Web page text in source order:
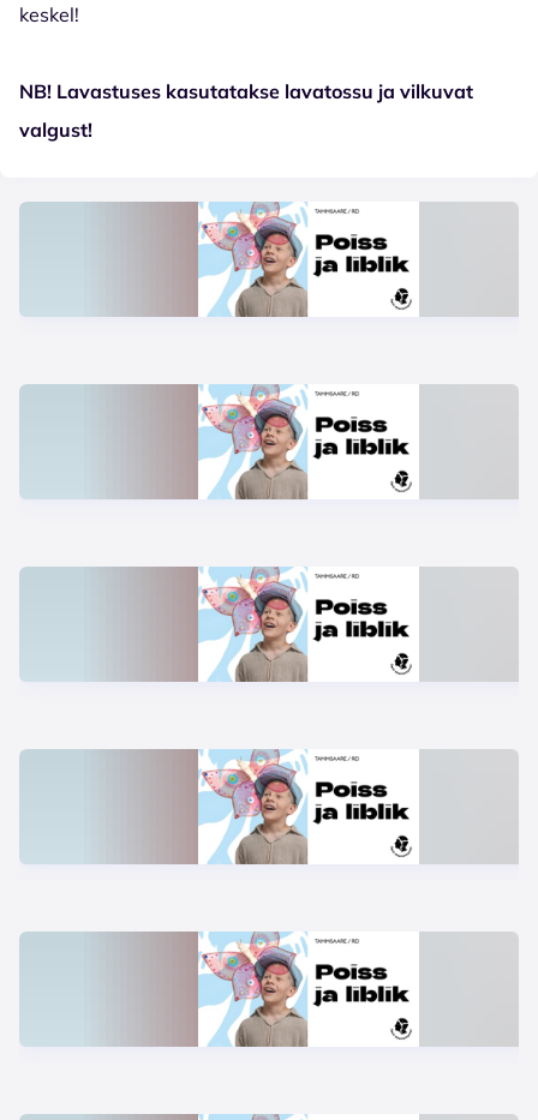
keskel!
NB! Lavastuses kasutatakse lavatossu ja vilkuvat
valgust!